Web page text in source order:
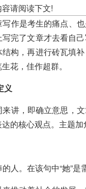
请阅读下文!
作是考生的痛点、
完了文章才去看自
构，再进行砖瓦填
花，佳作超群。
义
讲，即确立意思，
的核心观点。主题加
人。在该句中“她”是